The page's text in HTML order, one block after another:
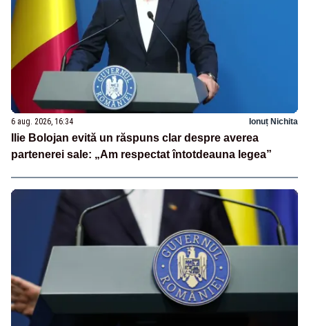
6 aug. 2026, 16:34 Ionuț Nichita
Ilie Bolojan evită un răspuns clar despre averea
partenerei sale: „Am respectat întotdeauna legea”